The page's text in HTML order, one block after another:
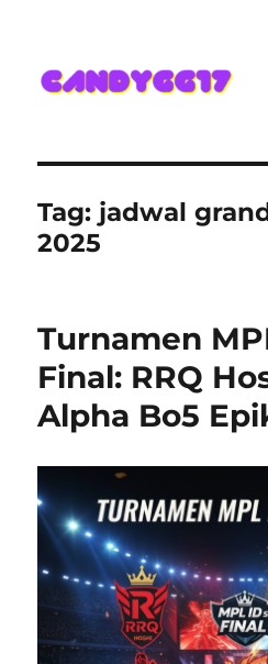
Hadir Semakin
Tag: jadwal
2025
Turnamen
Final: RRQ
Alpha Bo5